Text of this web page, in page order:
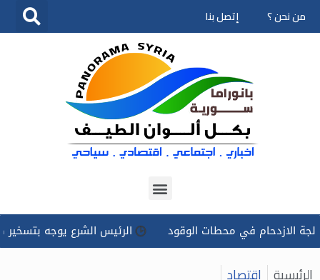
تخطى
من نحن ؟ إتصل بنا
في محطات الوقود الرئيس الشرع يوجه بتسخير كل
الرئيسية اقتصاد